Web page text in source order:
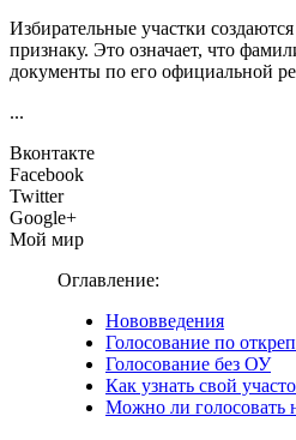
Избирательные участки
признаку. Это означает, что
документы по его официальной
...
Вконтакте
Facebook
Twitter
Google+
Мой мир
Оглавление:
Нововведения
Голосование по
Голосование без ОУ
Как узнать свой
Можно ли голосовать